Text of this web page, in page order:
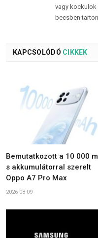
vagy kockulok
becsben
KAPCSOLÓDÓ CIKKEK
Bemutatkozott a 10 000
s akkumulátorral szerelt
Oppo A7 Pro Max
2026-08-09